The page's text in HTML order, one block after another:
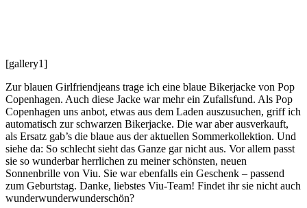
[gallery1]
Zur blauen Girlfriendjeans trage ich eine blaue Bikerjacke von Pop
Copenhagen. Auch diese Jacke war mehr ein Zufallsfund. Als Pop
Copenhagen uns anbot, etwas aus dem Laden auszusuchen, griff ich
automatisch zur schwarzen Bikerjacke. Die war aber ausverkauft,
als Ersatz gab’s die blaue aus der aktuellen Sommerkollektion. Und
siehe da: So schlecht sieht das Ganze gar nicht aus. Vor allem passt
sie so wunderbar herrlichen zu meiner schönsten, neuen
Sonnenbrille von Viu. Sie war ebenfalls ein Geschenk – passend
zum Geburtstag. Danke, liebstes Viu-Team! Findet ihr sie nicht auch
wunderwunderwunderschön?